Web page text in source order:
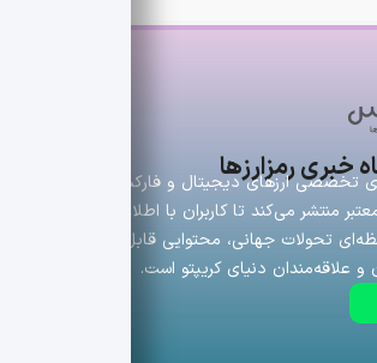
خبری رمزارزها
ارزهای دیجیتال و فارکس است که تازه‌ترین
معتبر منتشر می‌کند تا کاربران با اطلاعاتی دقیق و
تحولات جهانی، محتوایی قابل اعتماد ارائه
و علاقه‌مندان دنیای کریپتو است.